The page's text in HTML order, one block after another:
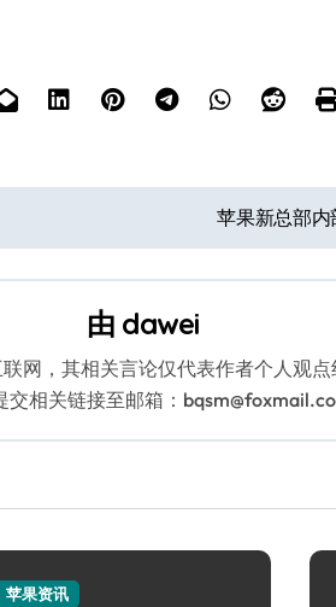
苹果新总部
由 dawei
网，其相关言论仅代表作者个人观
相关链接至邮箱：
苹果资讯